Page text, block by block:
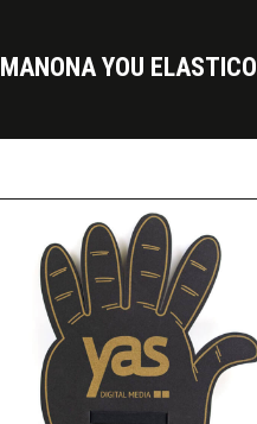
MANONA YOU ELASTICO